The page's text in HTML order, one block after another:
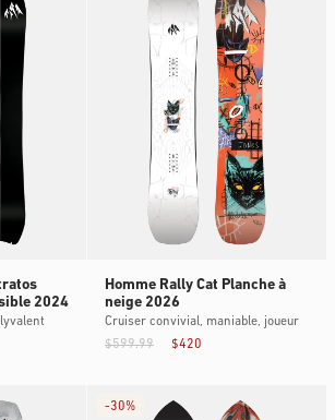
2024
Homme Rally Cat Planche à
neige 2026
Cruiser convivial, maniable, joueur
$420
$599.99
-30%